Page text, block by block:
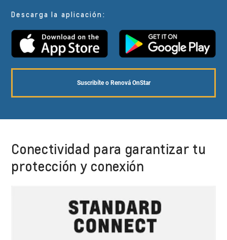
Descarga la aplicación:
Suscribíte o Renová OnStar
Conectividad para garantizar tu
protección y conexión